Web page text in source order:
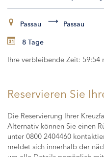
Passau Passau
8 Tage
Ihre verbleibende Zeit: 59:53
Reservieren Sie
Die Reservierung Ihrer
Alternativ können Sie einen
unter 0800 2404460
meldet sich innerhalb der